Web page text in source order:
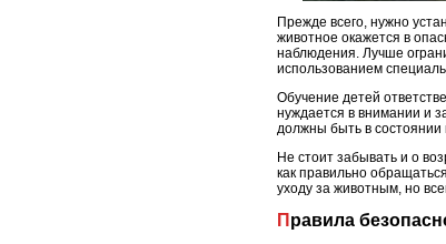
Прежде всего, нужно
животное окажется в
наблюдения. Лучше
использованием
Обучение детей
нуждается в внимании и
должны быть в состоянии
Не стоит забывать и о
как правильно
уходу за животным, но
Правила